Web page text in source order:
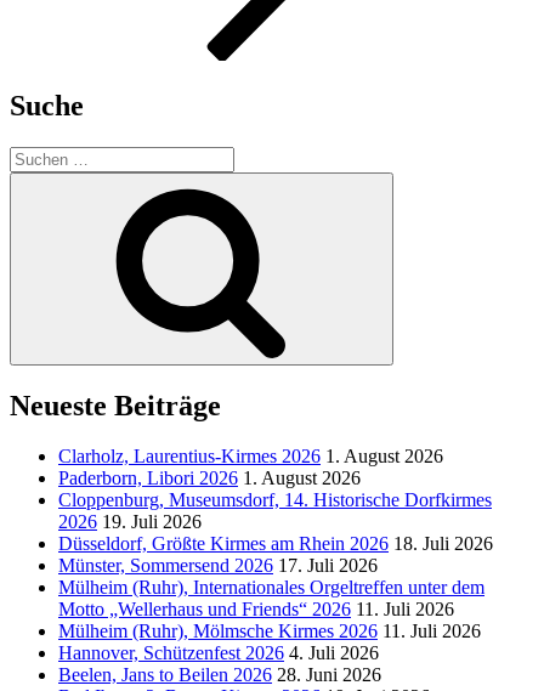
Suche
Suchen
nach:
Neueste Beiträge
Clarholz, Laurentius-Kirmes 2026 1. August 2026
Paderborn, Libori 2026 1. August 2026
Cloppenburg, Museumsdorf, 14. Historische Dorfkirmes
2026 19. Juli 2026
Düsseldorf, Größte Kirmes am Rhein 2026 18. Juli 2026
Münster, Sommersend 2026 17. Juli 2026
Mülheim (Ruhr), Internationales Orgeltreffen unter dem
Motto „Wellerhaus und Friends“ 2026 11. Juli 2026
Mülheim (Ruhr), Mölmsche Kirmes 2026 11. Juli 2026
Hannover, Schützenfest 2026 4. Juli 2026
Beelen, Jans to Beilen 2026 28. Juni 2026